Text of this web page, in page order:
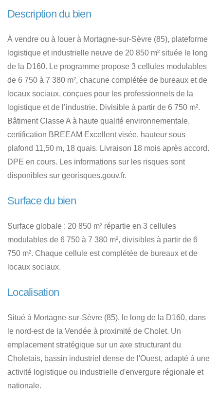
Description du bien
À vendre ou à louer à Mortagne-sur-Sèvre (85), plateforme
logistique et industrielle neuve de 20 850 m² située le long
de la D160. Le programme propose 3 cellules modulables
de 6 750 à 7 380 m², chacune complétée de bureaux et de
locaux sociaux, conçues pour les professionnels de la
logistique et de l’industrie. Divisible à partir de 6 750 m².
Bâtiment Classe A à haute qualité environnementale,
certification BREEAM Excellent visée, hauteur sous
plafond 11,50 m, 18 quais. Livraison 18 mois après accord.
DPE en cours. Les informations sur les risques sont
disponibles sur georisques.gouv.fr.
Surface du bien
Surface globale : 20 850 m² répartie en 3 cellules
modulables de 6 750 à 7 380 m², divisibles à partir de 6
750 m². Chaque cellule est complétée de bureaux et de
locaux sociaux.
Localisation
Situé à Mortagne-sur-Sèvre (85), le long de la D160, dans
le nord-est de la Vendée à proximité de Cholet. Un
emplacement stratégique sur un axe structurant du
Choletais, bassin industriel dense de l'Ouest, adapté à une
activité logistique ou industrielle d'envergure régionale et
nationale.